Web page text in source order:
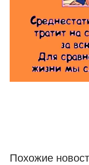
Похожие